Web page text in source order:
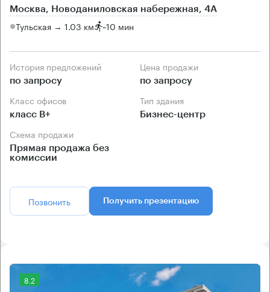
Москва, Новоданиловская набережная, 4А
Тульская → 1.03 км ~10 мин
История предложений
по запросу
Цена продажи
по запросу
Класс офисов
класс B+
Тип здания
Бизнес-центр
Схема продажи
Прямая продажа без
комиссии
Позвонить Получить презентацию
8.2